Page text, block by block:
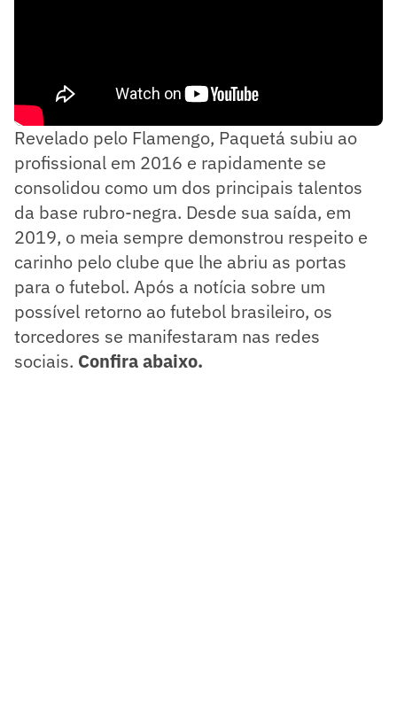
Revelado pelo Flamengo, Paquetá subiu ao
profissional em 2016 e rapidamente se
consolidou como um dos principais talentos
da base rubro-negra. Desde sua saída, em
2019, o meia sempre demonstrou respeito e
carinho pelo clube que lhe abriu as portas
para o futebol. Após a notícia sobre um
possível retorno ao futebol brasileiro, os
torcedores se manifestaram nas redes
sociais. Confira abaixo.